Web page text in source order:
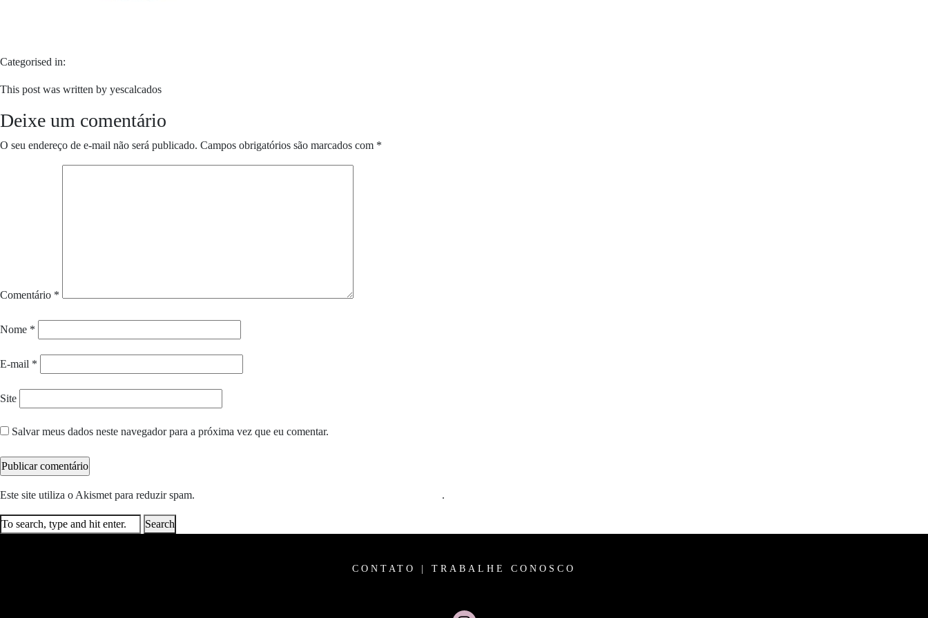
Categorised in:
This post was written by yescalcados
Deixe um comentário
O seu endereço de e-mail não será publicado. Campos obrigatórios são marcados com *
Comentário *
Nome *
E-mail *
Site
Salvar meus dados neste navegador para a próxima vez que eu comentar.
Este site utiliza o Akismet para reduzir spam. .
Search
CONTATO TRABALHE CONOSCO